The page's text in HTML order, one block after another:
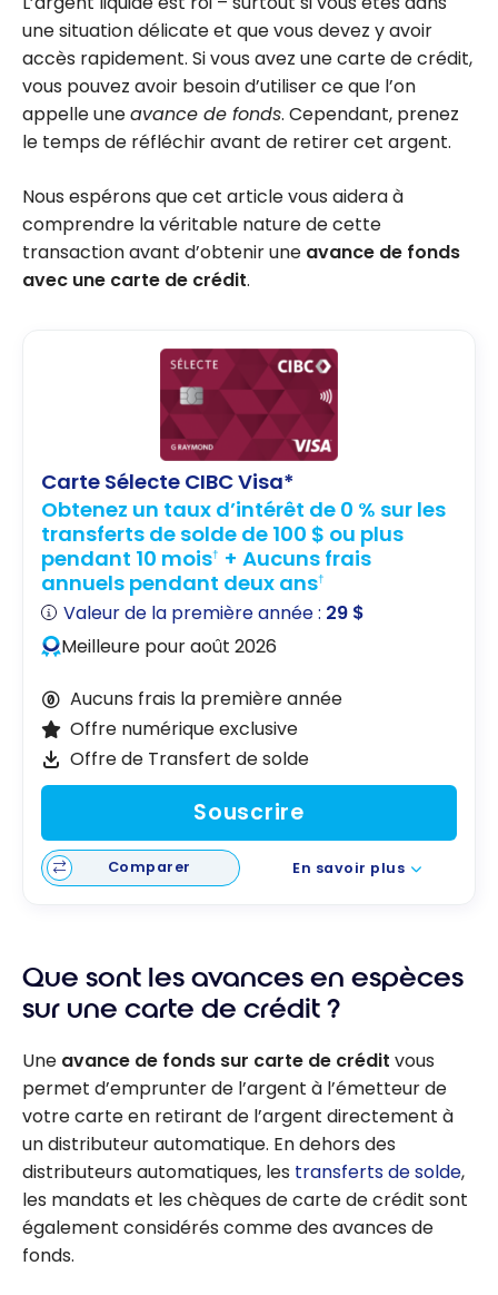
une situation délicate et que vous devez y avoir
accès rapidement. Si vous avez une carte de crédit,
vous pouvez avoir besoin d’utiliser ce que l’on
appelle uneavance de fonds. Cependant, prenez
le temps de réfléchir avant de retirer cet argent.
Nous espérons que cet article vous aidera à
comprendre la véritable nature de cette
transaction avant d’obtenir une avance de fonds
avec une carte de crédit.
Carte Sélecte CIBC Visa*
Obtenez un taux d’intérêt de 0 % sur les
transferts de solde de 100 $ ou plus
pendant 10 mois† + Aucuns frais
annuels pendant deux ans†
Valeur de la première année : 29 $
Meilleure pour août 2026
Aucuns frais la première année
Offre numérique exclusive
Offre de Transfert de solde
Souscrire
Comparer En savoir plus
Que sont les avances en espèces
sur une carte de crédit ?
Une avance de fonds sur carte de crédit vous
permet d’emprunter de l’argent à l’émetteur de
votre carte en retirant de l’argent directement à
un distributeur automatique. En dehors des
distributeurs automatiques, les transferts de solde,
les mandats et les chèques de carte de crédit sont
également considérés comme des avances de
fonds.